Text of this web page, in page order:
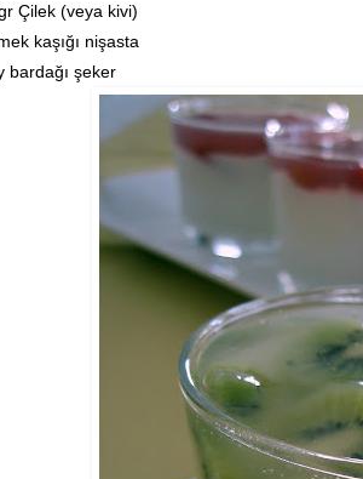
Çilek (veya kivi)
kaşığı nişasta
bardağı şeker